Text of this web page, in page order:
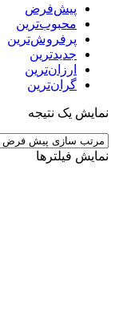
پیش‌فرض
محبوب‌ترین
پرفروش‌ترین
جدیدترین
ارزان‌ترین
گران‌ترین
نمایش یک نتیجه
نمایش فیلترها